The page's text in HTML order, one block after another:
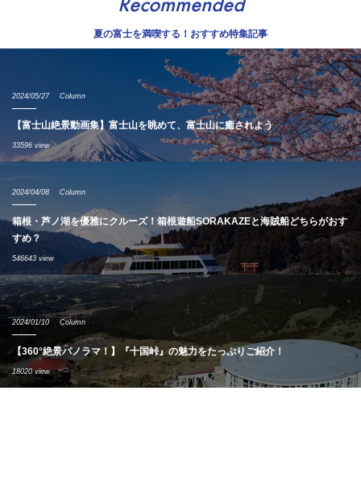
Recommended
夏の富士を満喫する！おすすめ特集記事
2024/05/27 Column
【富士山絶景動画集】富士山を眺めて、富士山に癒されよう
33596 view
2024/04/08 Column
箱根・芦ノ湖を優雅にクルーズ！箱根遊船SORAKAZEと海賊船どちらがおす
すめ？
546643 view
2024/01/10 Column
【360°絶景パノラマ！】『十国峠』の魅力をたっぷりご紹介！
18020 view